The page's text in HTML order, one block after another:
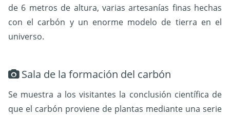
de 6 metros de altura, varias artesanías finas hechas
con el carbón y un enorme modelo de tierra en el
universo.
Sala de la formación del carbón
Se muestra a los visitantes la conclusión científica de
que el carbón proviene de plantas mediante una serie